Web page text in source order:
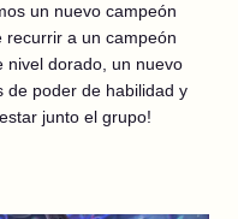
un nuevo campeón
recurrir a un campeón
nivel dorado, un nuevo
de poder de habilidad y
junto el grupo!